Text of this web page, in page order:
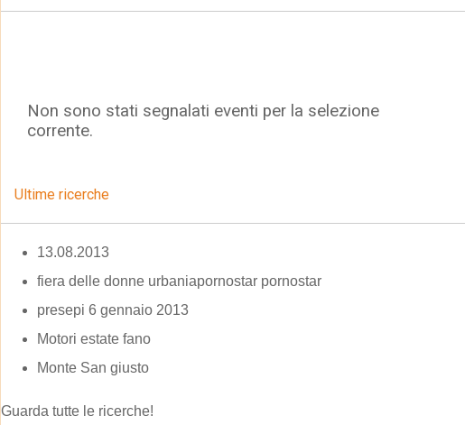
Non sono stati segnalati eventi per la selezione
corrente.
Ultime ricerche
13.08.2013
fiera delle donne urbaniapornostar pornostar
presepi 6 gennaio 2013
Motori estate fano
Monte San giusto
Guarda tutte le ricerche!